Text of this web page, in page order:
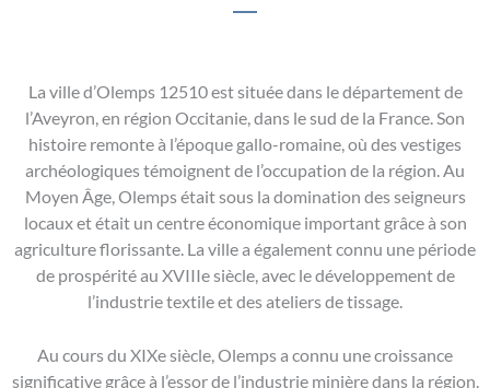
La ville d’Olemps 12510 est située dans le département de
l’Aveyron, en région Occitanie, dans le sud de la France. Son
histoire remonte à l’époque gallo-romaine, où des vestiges
archéologiques témoignent de l’occupation de la région. Au
Moyen Âge, Olemps était sous la domination des seigneurs
locaux et était un centre économique important grâce à son
agriculture florissante. La ville a également connu une période
de prospérité au XVIIIe siècle, avec le développement de
l’industrie textile et des ateliers de tissage.
Au cours du XIXe siècle, Olemps a connu une croissance
significative grâce à l’essor de l’industrie minière dans la région.